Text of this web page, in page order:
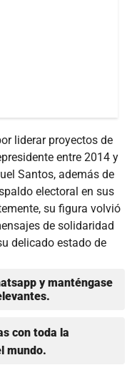
liderar proyectos de
entre 2014 y
Santos, además de
electoral en sus
su figura volvió
de solidaridad
delicado estado de
y manténgase
con toda la
mundo.